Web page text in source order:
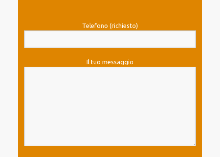
Telefono (richiesto)
Il tuo messaggio